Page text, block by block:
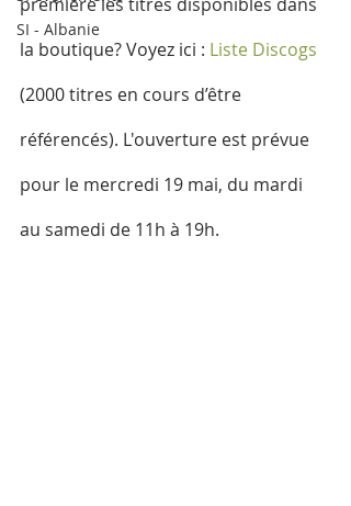
SI - Albanie
la boutique? Voyez ici : Liste Discogs
(2000 titres en cours d’être
référencés). L'ouverture est prévue
pour le mercredi 19 mai, du mardi
au samedi de 11h à 19h.